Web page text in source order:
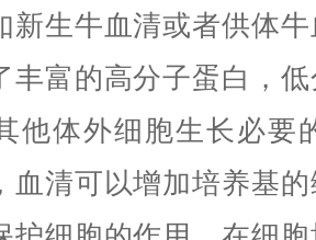
新生牛血清或者供体
丰富的高分子蛋白，
他体外细胞生长必要
血清可以增加培养基